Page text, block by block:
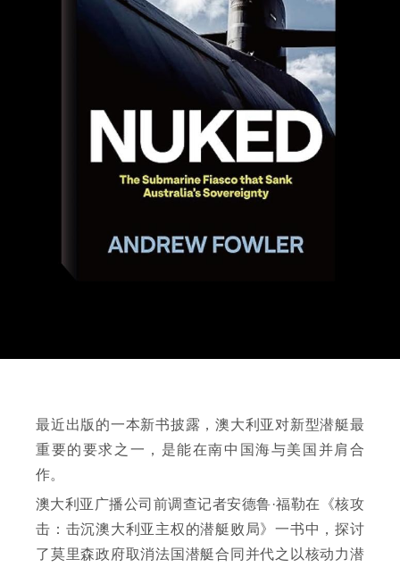
最近出版的一本新书披露，澳大利亚对新型潜艇最
重要的要求之一，是能在南中国海与美国并肩合
作。
澳大利亚广播公司前调查记者安德鲁·福勒在《核攻
击：击沉澳大利亚主权的潜艇败局》一书中，探讨
了莫里森政府取消法国潜艇合同并代之以核动力潜